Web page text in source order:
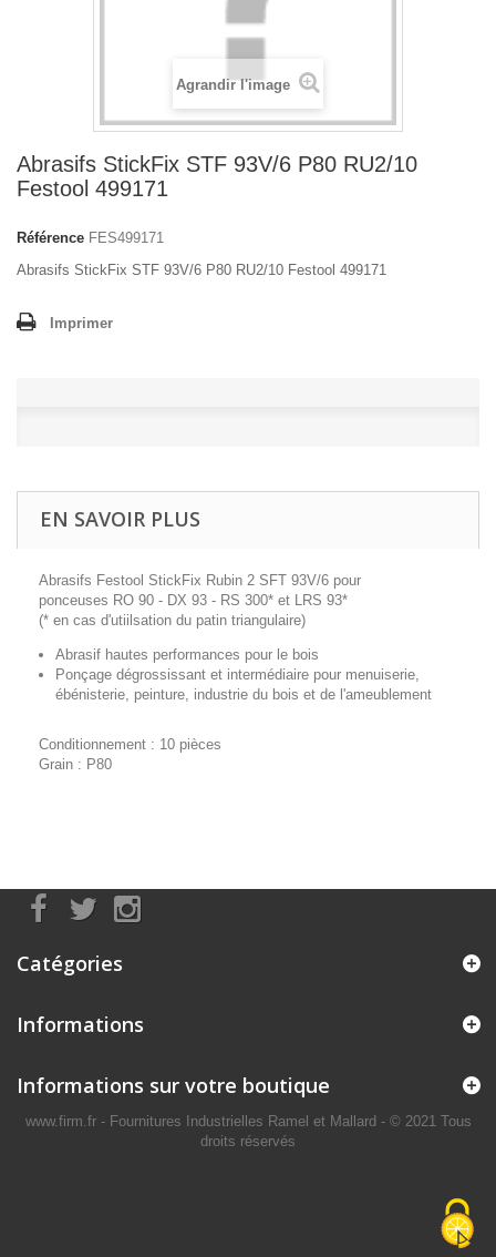
Agrandir l'image
Abrasifs StickFix STF 93V/6 P80 RU2/10
Festool 499171
Référence FES499171
Abrasifs StickFix STF 93V/6 P80 RU2/10 Festool 499171
Imprimer
EN SAVOIR PLUS
Abrasifs Festool StickFix Rubin 2 SFT 93V/6 pour
ponceuses RO 90 - DX 93 - RS 300* et LRS 93*
(* en cas d'utiilsation du patin triangulaire)
Abrasif hautes performances pour le bois
Ponçage dégrossissant et intermédiaire pour menuiserie,
ébénisterie, peinture, industrie du bois et de l'ameublement
Conditionnement : 10 pièces
Grain : P80
Catégories
Informations
Informations sur votre boutique
www.firm.fr - Fournitures Industrielles Ramel et Mallard - © 2021 Tous
droits réservés